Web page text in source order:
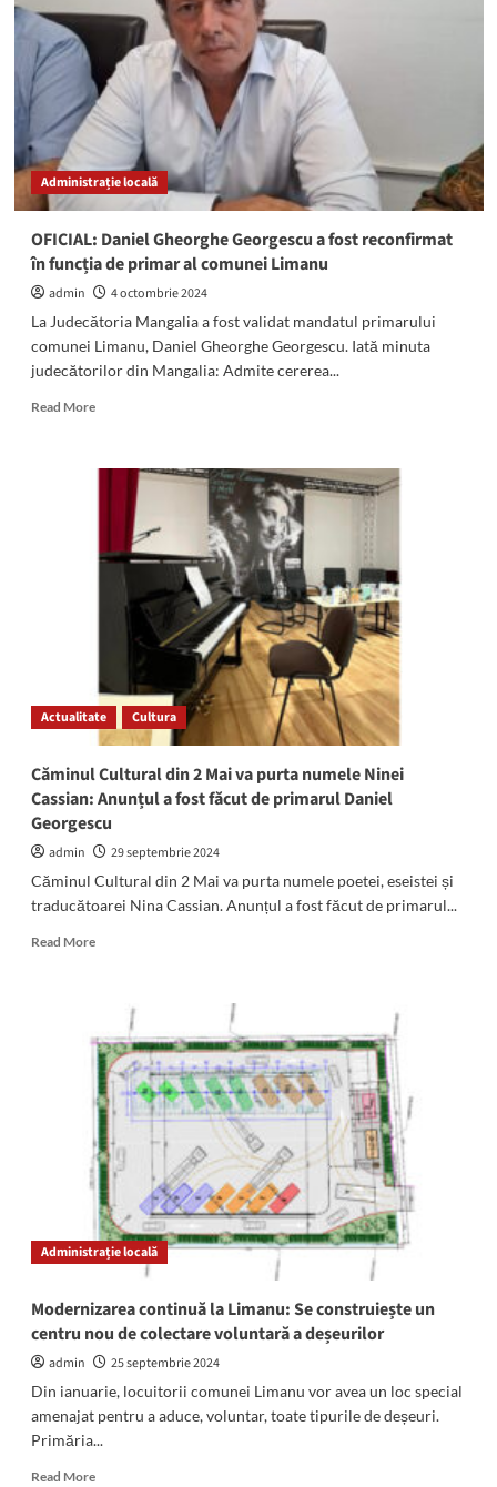
Mai:
„Ștefan
Luchian:
sursă
de
inspirație
pentru
identitatea
și
valorile
românești”
Administrație locală
OFICIAL: Daniel Gheorghe Georgescu a fost reconfirmat
în funcția de primar al comunei Limanu
admin
4 octombrie 2024
La Judecătoria Mangalia a fost validat mandatul primarului
comunei Limanu, Daniel Gheorghe Georgescu. Iată minuta
judecătorilor din Mangalia: Admite cererea...
Read MoreRead
OFICIAL:
Gheorghe
Georgescu
a
reconfirmat
al
comunei
Limanu
Actualitate Cultura
Căminul Cultural din 2 Mai va purta numele Ninei
Cassian: Anunțul a fost făcut de primarul Daniel
Georgescu
admin
29 septembrie 2024
Căminul Cultural din 2 Mai va purta numele poetei, eseistei și
traducătoarei Nina Cassian. Anunțul a fost făcut de primarul...
Read MoreRead
Cultural
din
2
Mai
va
purta
numele
Ninei
Cassian:
Anunțul
a
fost
primarul
Daniel
Georgescu
Administrație locală
Modernizarea continuă la Limanu: Se construiește un
centru nou de colectare voluntară a deșeurilor
admin
25 septembrie 2024
Din ianuarie, locuitorii comunei Limanu vor avea un loc special
amenajat pentru a aduce, voluntar, toate tipurile de deșeuri.
Primăria...
Read MoreRead